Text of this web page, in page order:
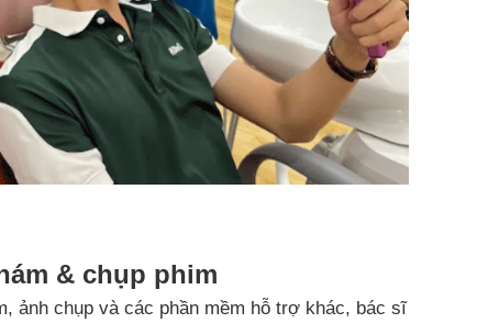
& chụp phim
ảnh chụp và các phần mềm hỗ trợ khác, bác sĩ